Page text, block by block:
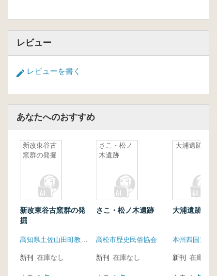
レビュー
レビューを書く
あなたへのおすすめ
新改東谷古
窯群の発掘
新改東谷古窯群の発
掘
新刊 在庫なし
さこ・松ノ
木遺跡
さこ・松ノ木遺跡
高松市歴史民俗協会
新刊 在庫なし
大浦遺跡
大浦遺跡
新刊 在庫なし